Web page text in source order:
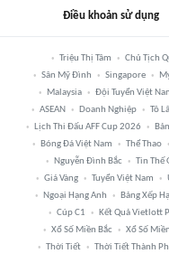
Điều khoản sử dụng
Triệu Thị Tâm Chủ Tịch
Sân Mỹ Đình
Singapore
Malaysia
Đội Tuyển Việt
ASEAN
Doanh Nghiệp Tô
Lịch Thi Đấu AFF Cup 2026
Bóng Đá Việt Nam
Thể Thao
Nguyễn Đình Bắc
Tin Thế
Giá Vàng
Tuyển Việt Nam
Ngoại Hạng Anh
Bảng Xếp
Cúp C1
Kết Quả Vietlott
Xổ Số Miền Bắc
Xổ Số
Thời Tiết
Thời Tiết Thành